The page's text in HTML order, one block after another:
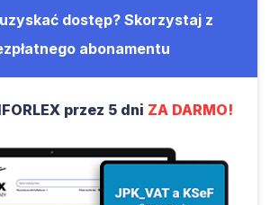
dostęp? Skorzystaj z
abonamentu
przez 5 dni ZA DARMO!